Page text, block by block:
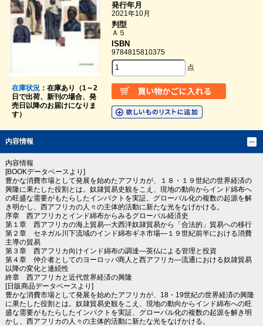
在庫状況：在庫あり（1～2
日で出荷、新刊の場合、発
売日以降のお届けになりま
す）
発行年月
2021年10月
判型
Ａ５
ISBN
9784815810375
点
内容情報
内容情報
[BOOKデータベースより]
豊かな消費市場として発展を始めたアフリカが、１８・１９世紀の世界経済の
興隆に果たした役割とは。奴隷貿易史観をこえ、現地の動向からインド綿布へ
の旺盛な需要がもたらしたインパクトを実証、グローバル化の複数の起源を解
き明かし、西アフリカの人々の主体的活動に新たな光をなげかける。
序章 西アフリカとインド綿布からみるグローバル経済史
第１章 西アフリカの海上貿易―大西洋奴隷貿易から「合法的」貿易への移行
第２章 セネガル川下流域のインド綿布ギネ市場―１９世紀前半における消費
主導の貿易
第３章 西アフリカ向けインド綿布の調達―英仏による管理と投資
第４章 仲介者としてのヨーロッパ商人と西アフリカ―流通における奴隷貿易
以降の変化と連続性
終章 西アフリカと近代世界経済の興隆
[日販商品データベースより]
豊かな消費市場として発展を始めたアフリカが、18・19世紀の世界経済の興隆
に果たした役割とは。奴隷貿易史観をこえ、現地の動向からインド綿布への旺
盛な需要がもたらしたインパクトを実証、グローバル化の複数の起源を解き明
かし、西アフリカの人々の主体的活動に新たな光をなげかける。